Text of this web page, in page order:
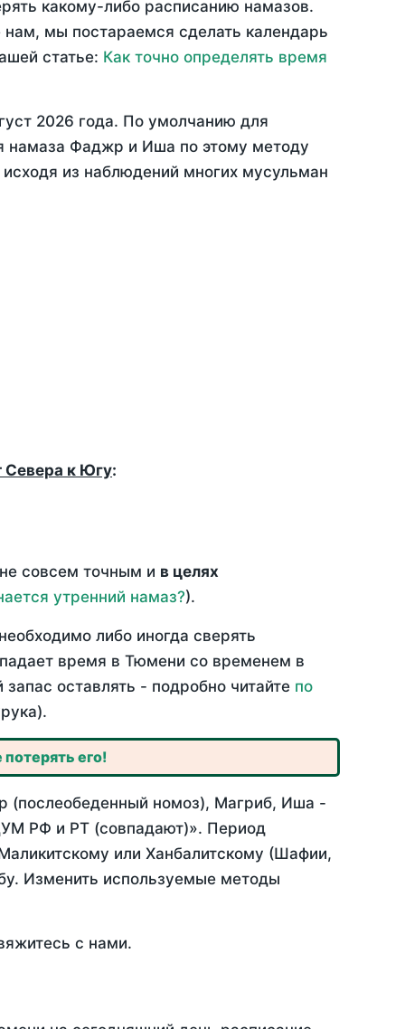
какому-либо расписанию намазов.
мы постараемся сделать календарь
статье: Как точно определять время
2026 года. По умолчанию для
намаза Фаджр и Иша по этому методу
из наблюдений многих мусульман
Севера к Югу:
совсем точным и в целях
утренний намаз?).
либо иногда сверять
время в Тюмени со временем в
оставлять - подробно читайте по
его!
(послеобеденный номоз), Магриб, Иша -
РФ и РТ (совпадают)». Период
или Ханбалитскому (Шафии,
Изменить используемые методы
с нами.